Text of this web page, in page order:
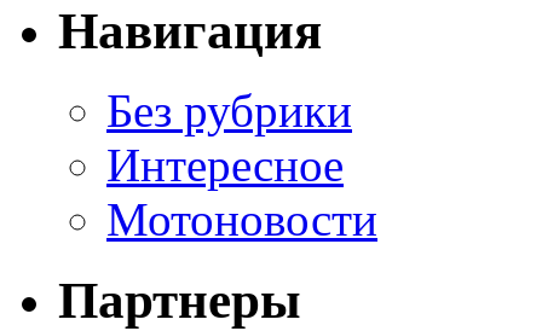
Навигация
Без рубрики
Интересное
Мотоновости
Партнеры